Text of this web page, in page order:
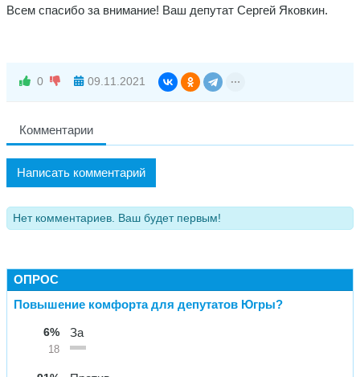
Всем спасибо за внимание! Ваш депутат Сергей Яковкин.
0 09.11.2021
Комментарии
Написать комментарий
Нет комментариев. Ваш будет первым!
ОПРОС
Повышение комфорта для депутатов Югры?
6%
18
За